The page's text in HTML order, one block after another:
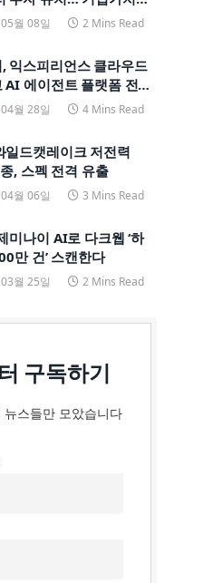
러
월 08일 2 Mins Read
익스피리언스 클라우드
AI 에이전트 플랫폼 전면
월 28일 4 Mins Read
일드캣레이크 저전력
, 스펙 전격 유출
월 06일 3 Mins Read
미나이 AI로 다크웹 ‘하
만 건’ 스캔한다
월 25일 2 Mins Read
구독하기
스들만 모았습니다